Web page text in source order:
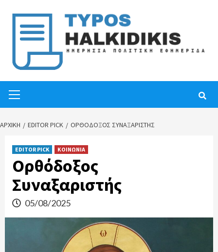
content
Menu
ΑΡΧΙΚΉ EDITOR PICK ΟΡΘΌΔΟΞΟΣ ΣΥΝΑΞΑΡΙΣΤΉΣ
EDITOR PICK ΚΟΙΝΩΝΙΑ
Ορθόδοξος
Συναξαριστής
05/08/2025